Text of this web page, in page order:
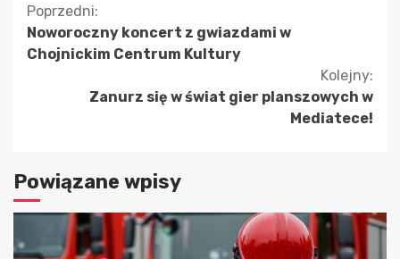
Kontynuuj
czytanie
Poprzedni:
Noworoczny koncert z gwiazdami w
Chojnickim Centrum Kultury
Kolejny:
Zanurz się w świat gier planszowych w
Mediatece!
Powiązane wpisy